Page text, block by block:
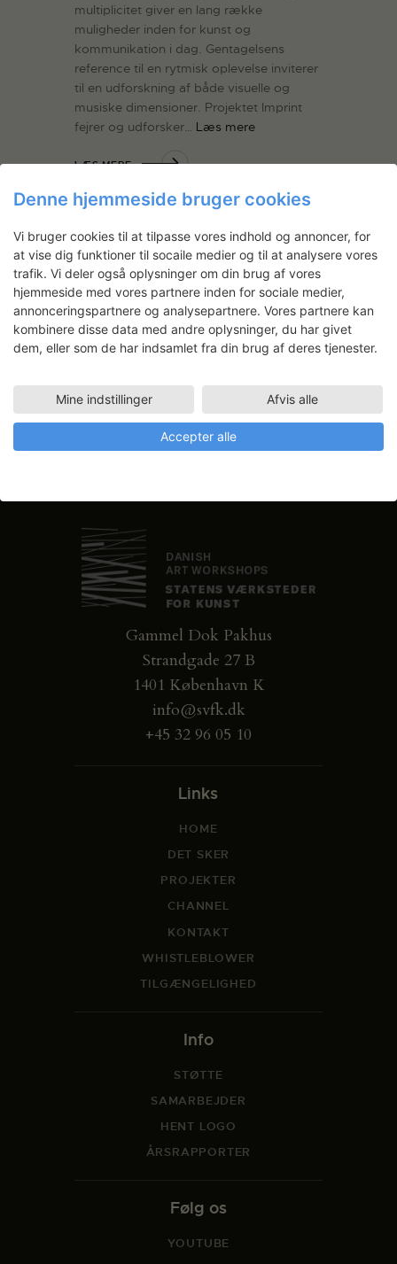
multiplicitet giver en lang række
muligheder inden for kunst og
kommunikation i dag. Gentagelsens
reference til en rytmisk oplevelse inviterer
til en udforskning af både visuelle og
musiske dimensioner. Projektet Imprint
fejrer og udforsker… Læs mere
LÆS MERE
Nyhedsbrev
Få ansøgningsfrister, arrangementer
og artikler direkte i din indbakke.
Gammel Dok Pakhus
Strandgade 27 B
1401 København K
info@svfk.dk
+45 32 96 05 10
Links
HOME
DET SKER
PROJEKTER
CHANNEL
KONTAKT
WHISTLEBLOWER
TILGÆNGELIGHED
Info
STØTTE
SAMARBEJDER
HENT LOGO
ÅRSRAPPORTER
Følg os
YOUTUBE
Denne hjemmeside bruger cookies
Vi bruger cookies til at tilpasse vores indhold og annoncer, for
at vise dig funktioner til socaile medier og til at analysere vores
trafik. Vi deler også oplysninger om din brug af vores
hjemmeside med vores partnere inden for sociale medier,
annonceringspartnere og analysepartnere. Vores partnere kan
kombinere disse data med andre oplysninger, du har givet
dem, eller som de har indsamlet fra din brug af deres tjenester.
Mine indstillinger Afvis alle
Accepter alle